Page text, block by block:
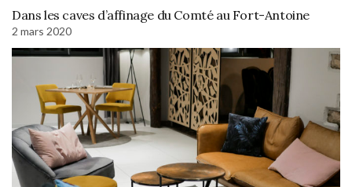
Dans les caves d’affinage du Comté au Fort-Antoine
2 mars 2020